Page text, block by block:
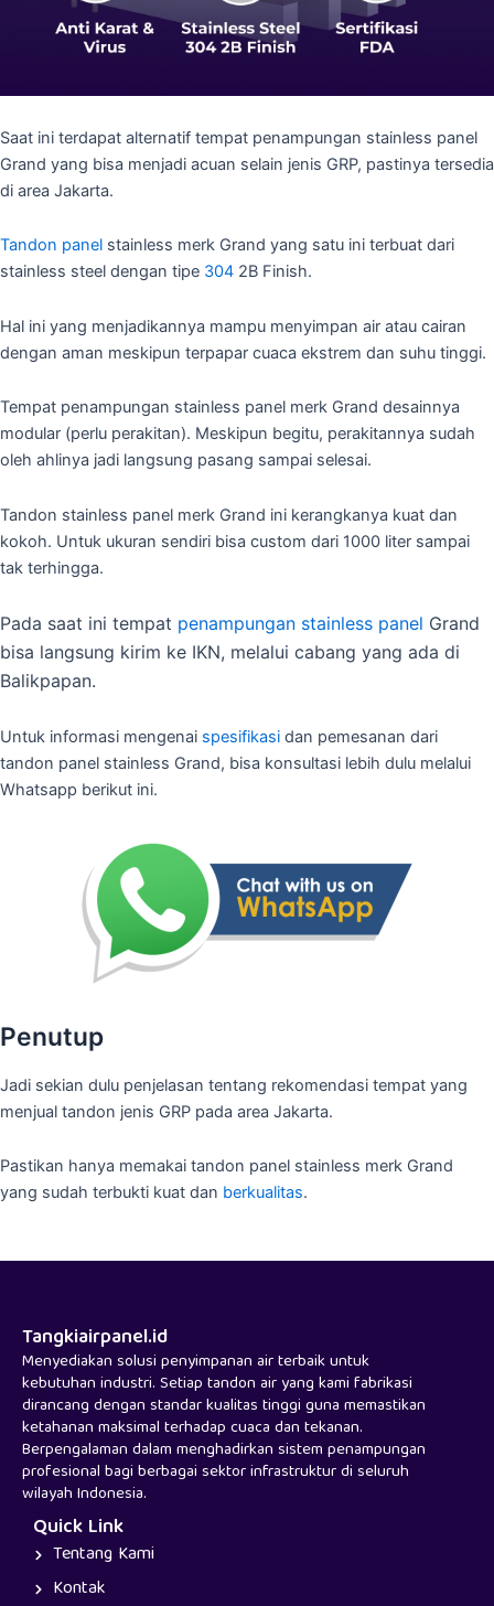
Saat ini terdapat alternatif tempat penampungan stainless panel
Grand yang bisa menjadi acuan selain jenis GRP, pastinya tersedia
di area Jakarta.
Tandon panel stainless merk Grand yang satu ini terbuat dari
stainless steel dengan tipe 304 2B Finish.
Hal ini yang menjadikannya mampu menyimpan air atau cairan
dengan aman meskipun terpapar cuaca ekstrem dan suhu tinggi.
Tempat penampungan stainless panel merk Grand desainnya
modular (perlu perakitan). Meskipun begitu, perakitannya sudah
oleh ahlinya jadi langsung pasang sampai selesai.
Tandon stainless panel merk Grand ini kerangkanya kuat dan
kokoh. Untuk ukuran sendiri bisa custom dari 1000 liter sampai
tak terhingga.
Pada saat ini tempat penampungan stainless panel Grand
bisa langsung kirim ke IKN, melalui cabang yang ada di
Balikpapan.
Untuk informasi mengenai spesifikasi dan pemesanan dari
tandon panel stainless Grand, bisa konsultasi lebih dulu melalui
Whatsapp berikut ini.
Penutup
Jadi sekian dulu penjelasan tentang rekomendasi tempat yang
menjual tandon jenis GRP pada area Jakarta.
Pastikan hanya memakai tandon panel stainless merk Grand
yang sudah terbukti kuat dan berkualitas.
Tangkiairpanel.id
Menyediakan solusi penyimpanan air terbaik untuk
kebutuhan industri. Setiap tandon air yang kami fabrikasi
dirancang dengan standar kualitas tinggi guna memastikan
ketahanan maksimal terhadap cuaca dan tekanan.
Berpengalaman dalam menghadirkan sistem penampungan
profesional bagi berbagai sektor infrastruktur di seluruh
wilayah Indonesia.
Quick Link
Tentang Kami
Kontak